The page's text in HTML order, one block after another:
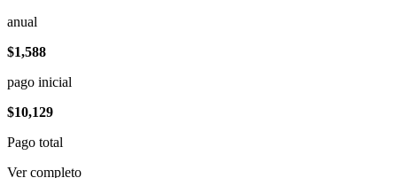
anual
$1,588
pago inicial
$10,129
Pago total
Ver completo